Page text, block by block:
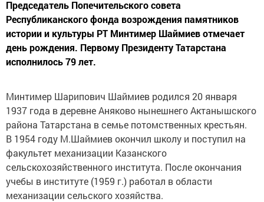
Председатель Попечительского совета
Республиканского фонда возрождения памятников
истории и культуры РТ Минтимер Шаймиев отмечает
день рождения. Первому Президенту Татарстана
исполнилось 79 лет.
Минтимер Шарипович Шаймиев родился 20 января
1937 года в деревне Аняково нынешнего Актанышского
района Татарстана в семье потомственных крестьян.
В 1954 году М.Шаймиев окончил школу и поступил на
факультет механизации Казанского
сельскохозяйственного института. После окончания
учебы в институте (1959 г.) работал в области
механизации сельского хозяйства.